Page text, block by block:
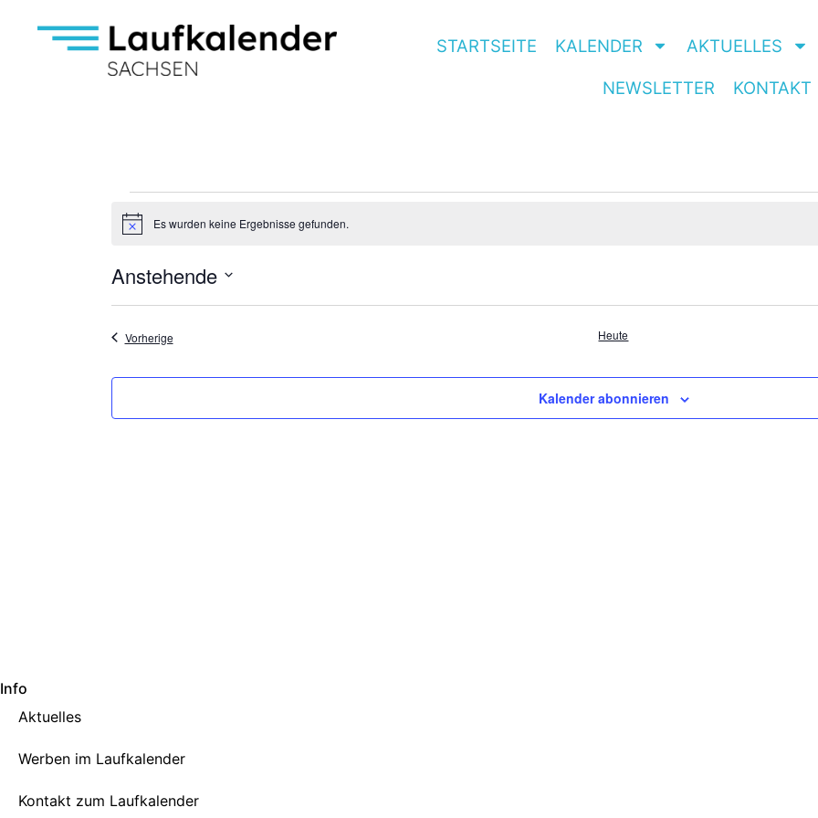
STARTSEITE KALENDER AKTUELLES
NEWSLETTER KONTAKT
HinweisEs wurden keine Ergebnisse gefunden.
Anstehende
auswählen.
VorherigeVeranstaltungen Heute
Kalender abonnieren
Info
Aktuelles
Werben im Laufkalender
Kontakt zum Laufkalender